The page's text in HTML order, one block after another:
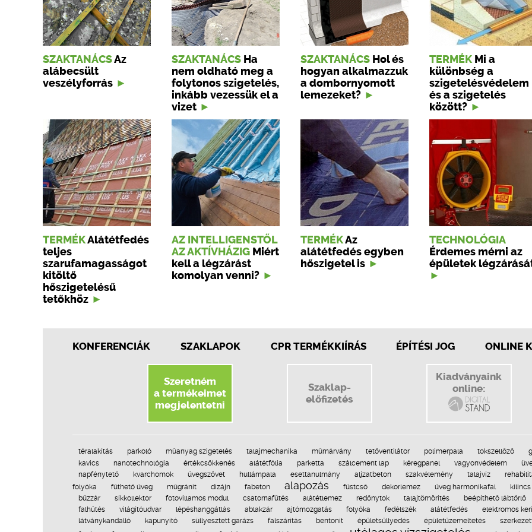
SZAKTANÁCSAz
alábecsült
veszélyforrás
SZAKTANÁCS Ha
nem oldható meg a
folytonos szigetelés,
inkább vezessük el a
vizet
SZAKTANÁCS Hol és
hogyan alkalmazzuk
a dombornyomott
lemezeket?
TERMÉK Mi a
különbség a
szigetelésvédelem
és a szigetelés
között?
TERMÉKAlátétfedés
teljes
szarufamagasságot
kitöltő
hőszigetelésű
tetőkhöz
AZ INTELLIGENSTŐL
AZ AKTÍVHÁZIG Miért
kell a légzárást
komolyan venni?
TERMÉKAz
alátétfedés egyben
hőszigetel is
TECHNOLÓGIA
Érdemes mérni az
épületek
KONFERENCIÁK SZAKLAPOK CPR TERMÉKKIÍRÁS ÉPÍTÉSI JOG ONLINE
Szeretném
a termékeimet
megjelentetni
Szaklap-
előfizetés
Kiadványaink
online:
téralakítás parkoló műanyag szigetelés talajmechanika műmárvány tetőventilátor polimerpala tokszellőző
kavics
nanotechnológia értékcsökkenés alátétfólia parketta szálcement lap kéregpanel vagyonvédelem
napfénytető
kvarchomok üvegszövet hullámpala esettanulmány aljzatbeton szakvélemény talajvíz
folyóka
fűthető üveg műgránit dizájn fabeton alapozás füstcső dekorlemez üveg harmonikafal
kilincs
bűzzár
síkkollektor fotovillamos modul csatornafűtés alátétlemez redőnytok talajtömörítés
beépíthető lábtörlő
falhűtés
világítóudvar lépéshanggátlás ablakzár ajtómozgatás folyóka fedélszék alátétfedés
elektromos
látványkandalló
kapunyitó süllyesztett garázs falszárítás bentonit épületsüllyedés épületüzemeltetés